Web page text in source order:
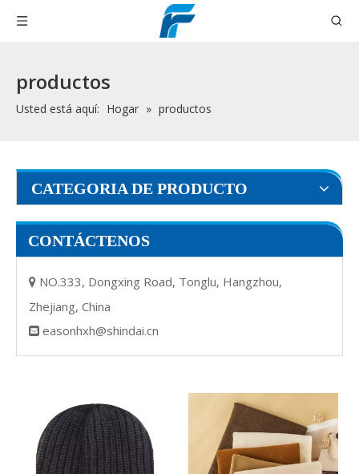
productos
Usted está aquí: Hogar » productos
CATEGORIA DE PRODUCTO
CONTÁCTENOS
 NO.333, Dongxing Road, Tonglu, Hangzhou,
Zhejiang, China
 easonhxh@shindai.cn